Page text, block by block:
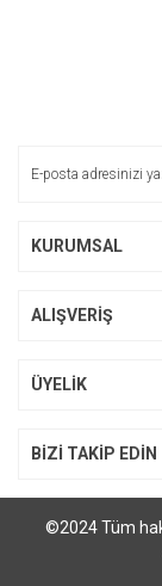
KURUMSAL
ALIŞVERİŞ
ÜYELİK
BİZİ TAKİP EDİN
©2024 Tüm